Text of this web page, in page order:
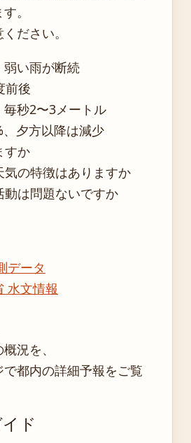
。
ださい。
弱い雨が断続
前後
毎秒2〜3メートル
、夕方以降は減少
すか
気の特徴はありますか
動は問題ないですか
データ
水文情報
況を、
で都内の詳細予報をご覧
ド